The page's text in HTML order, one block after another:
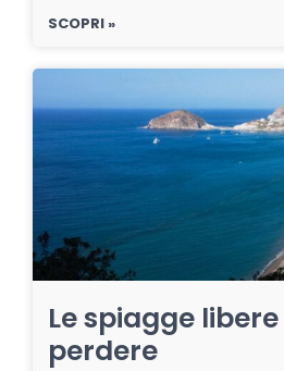
SCOPRI »
Le spiagge
perdere